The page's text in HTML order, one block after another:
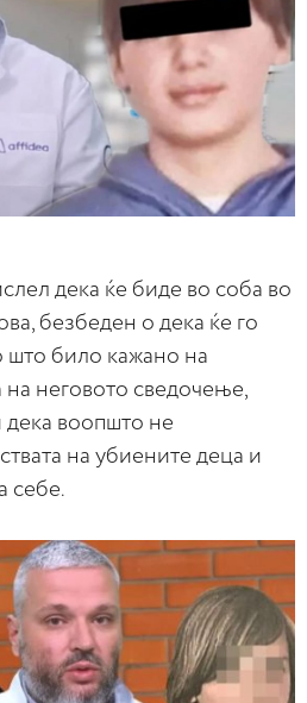
дека ќе биде во соба во
безбеден о дека ќе го
што било кажано на
неговото сведочење,
дека воопшто не
на убиените деца и
себе.